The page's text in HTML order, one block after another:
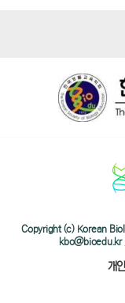
Copyright (c) Korean
개